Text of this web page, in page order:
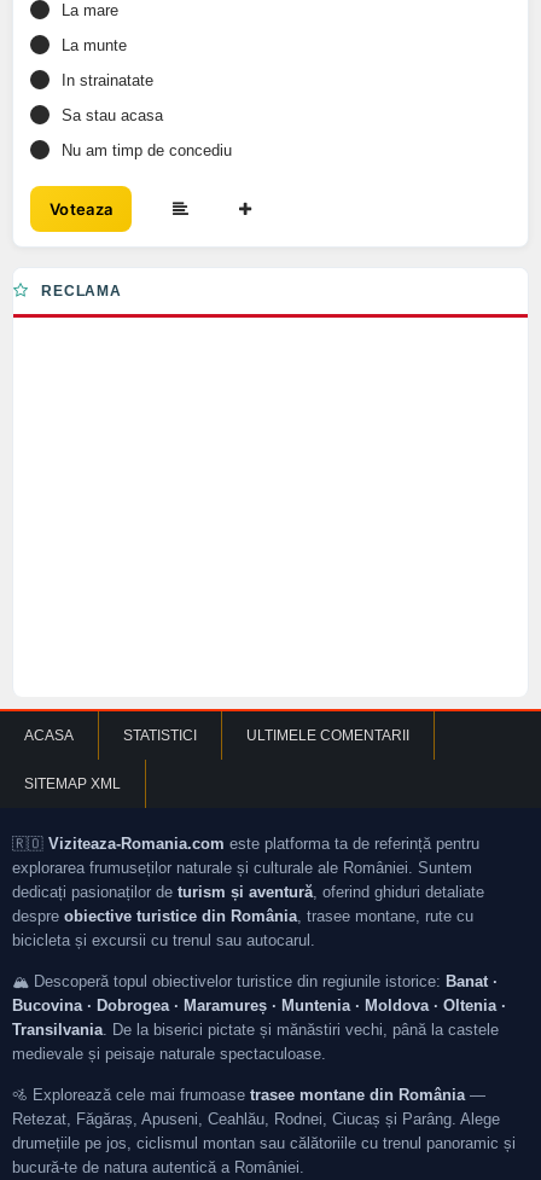
La mare
La munte
In strainatate
Sa stau acasa
Nu am timp de concediu
Voteaza
RECLAMA
ACASA STATISTICI ULTIMELE COMENTARII
SITEMAP XML
🇷🇴 Viziteaza-Romania.com este platforma ta de referință pentru
explorarea frumuseților naturale și culturale ale României. Suntem
dedicați pasionaților de turism și aventură, oferind ghiduri detaliate
despre obiective turistice din România, trasee montane, rute cu
bicicleta și excursii cu trenul sau autocarul.
🏔️ Descoperă topul obiectivelor turistice din regiunile istorice: Banat ·
Bucovina · Dobrogea · Maramureș · Muntenia · Moldova · Oltenia ·
Transilvania. De la biserici pictate și mănăstiri vechi, până la castele
medievale și peisaje naturale spectaculoase.
🚵 Explorează cele mai frumoase trasee montane din România—
Retezat, Făgăraș, Apuseni, Ceahlău, Rodnei, Ciucaș și Parâng. Alege
drumețiile pe jos, ciclismul montan sau călătoriile cu trenul panoramic și
bucură-te de natura autentică a României.